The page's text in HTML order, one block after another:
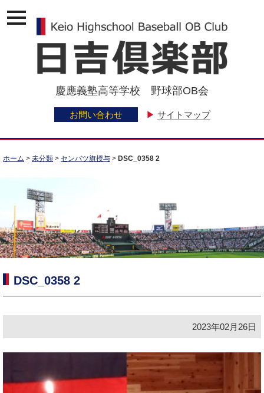
ナ
ビ
慶應義塾高等学校 野球部OB会
お問い合わせ ▶ サイトマップ
ホーム > 未分類 > センバツ旗授与 > DSC_0358 2
DSC_0358 2
2023年02月26日